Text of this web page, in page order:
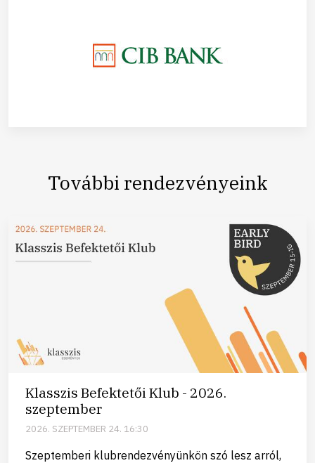
További rendezvényeink
Klasszis Befektetői Klub - 2026.
szeptember
2026. SZEPTEMBER 24. 16:30
Szeptemberi klubrendezvényünkön szó lesz arról,